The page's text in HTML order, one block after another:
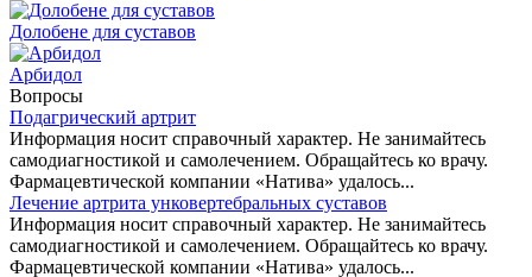
Долобене для суставов
Арбидол
Вопросы
Подагрический артрит
Информация носит справочный характер. Не занимайтесь
самодиагностикой и самолечением. Обращайтесь ко врачу.
Фармацевтической компании «Натива» удалось...
Лечение артрита унковертебральных суставов
Информация носит справочный характер. Не занимайтесь
самодиагностикой и самолечением. Обращайтесь ко врачу.
Фармацевтической компании «Натива» удалось...